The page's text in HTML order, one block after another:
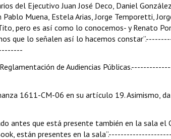
del Ejecutivo Juan José Deco, Daniel
Muena, Estela Arias, Jorge Temporetti,
pero es así como lo conocemos- y Renato
que lo señalen así lo hacemos
de Audiencias
1611-CM-06 en su artículo 19. Asimismo,
antes que está presente también en la sala el
están presentes en la